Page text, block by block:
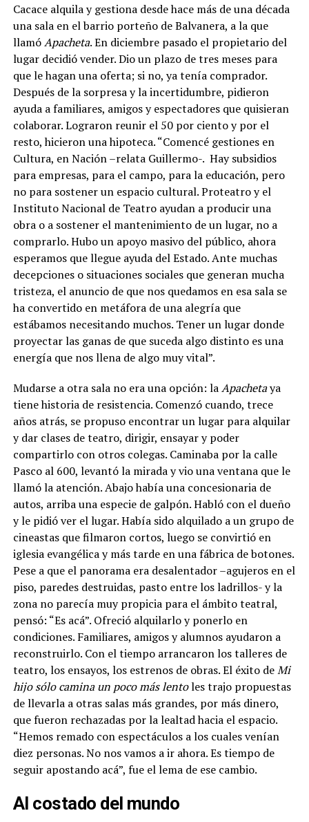
Cacace alquila y gestiona desde hace más de una década
una sala en el barrio porteño de Balvanera, a la que
llamóApacheta.En diciembre pasado el propietario del
lugar decidió vender. Dio un plazo de tres meses para
que le hagan una oferta; si no, ya tenía comprador.
Después de la sorpresa y la incertidumbre, pidieron
ayuda a familiares, amigos y espectadores que quisieran
colaborar. Lograron reunir el 50 por ciento y por el
resto, hicieron una hipoteca. “Comencé gestiones en
Cultura, en Nación –relata Guillermo-. Hay subsidios
para empresas, para el campo, para la educación, pero
no para sostener un espacio cultural. Proteatro y el
Instituto Nacional de Teatro ayudan a producir una
obra o a sostener el mantenimiento de un lugar, no a
comprarlo.Hubo un apoyo masivo del público, ahora
esperamos que llegue ayuda del Estado. Ante muchas
decepciones o situaciones sociales que generan mucha
tristeza, el anuncio de que nos quedamos en esa sala se
ha convertido en metáfora de una alegría que
estábamos necesitando muchos. Tener un lugar donde
proyectar las ganas de que suceda algo distinto es una
energía que nos llena de algo muy vital”.
Mudarse a otra sala no era una opción: laApachetaya
tiene historia de resistencia. Comenzó cuando, trece
años atrás, se propuso encontrar un lugar para alquilar
y dar clases de teatro, dirigir, ensayar y poder
compartirlo con otros colegas. Caminaba por la calle
Pasco al 600, levantó la mirada y vio una ventana que le
llamó la atención. Abajo había una concesionaria de
autos, arriba una especie de galpón. Habló con el dueño
y le pidió ver el lugar. Había sido alquilado a un grupo de
cineastas que filmaron cortos, luego se convirtió en
iglesia evangélica y más tarde en una fábrica de botones.
Pese a que el panorama era desalentador –agujeros en el
piso, paredes destruidas, pasto entre los ladrillos- y la
zona no parecía muy propicia para el ámbito teatral,
pensó: “Es acá”. Ofreció alquilarlo y ponerlo en
condiciones. Familiares, amigos y alumnos ayudaron a
reconstruirlo. Con el tiempo arrancaron los talleres de
teatro, los ensayos, los estrenos de obras. El éxito deMi
hijo sólo camina un poco más lentoles trajo propuestas
de llevarla a otras salas más grandes, por más dinero,
que fueron rechazadas por la lealtad hacia el espacio.
“Hemos remado con espectáculos a los cuales venían
diez personas. No nos vamos a ir ahora. Es tiempo de
seguir apostando acá”, fue el lema de ese cambio.
Al costado del mundo